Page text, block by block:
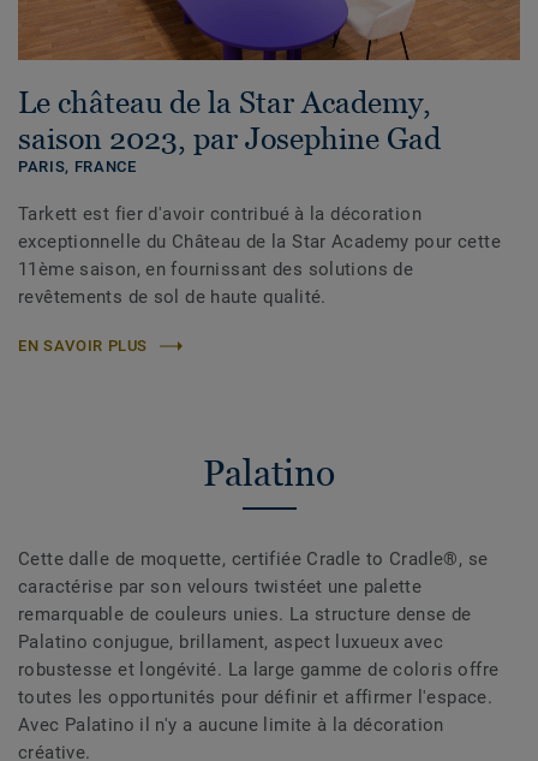
Le château de la Star Academy,
saison 2023, par Josephine Gad
PARIS, FRANCE
Tarkett est fier d'avoir contribué à la décoration
exceptionnelle du Château de la Star Academy pour cette
11ème saison, en fournissant des solutions de
revêtements de sol de haute qualité.
EN SAVOIR PLUS
Palatino
Cette dalle de moquette, certifiée Cradle to Cradle®, se
caractérise par son velours twistéet une palette
remarquable de couleurs unies. La structure dense de
Palatino conjugue, brillament, aspect luxueux avec
robustesse et longévité. La large gamme de coloris offre
toutes les opportunités pour définir et affirmer l'espace.
Avec Palatino il n'y a aucune limite à la décoration
créative.